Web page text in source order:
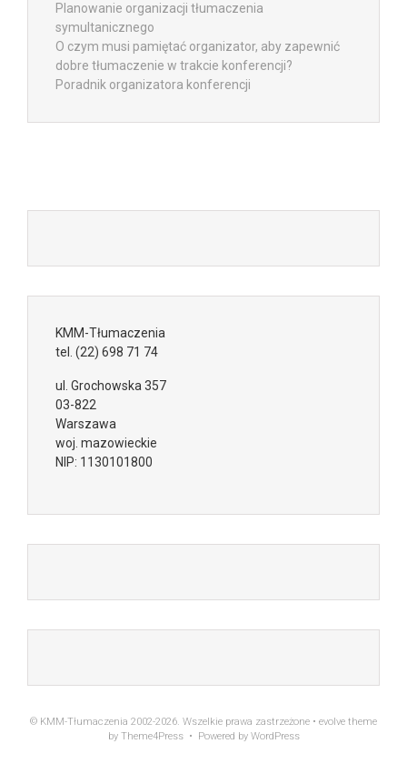
Planowanie organizacji tłumaczenia
symultanicznego
O czym musi pamiętać organizator, aby zapewnić
dobre tłumaczenie w trakcie konferencji?
Poradnik organizatora konferencji
KMM-Tłumaczenia
tel. (22) 698 71 74
ul. Grochowska 357
03-822
Warszawa
woj. mazowieckie
NIP: 1130101800
© KMM-Tłumaczenia 2002-2026. Wszelkie prawa zastrzeżone • evolve theme
by Theme4Press • Powered by WordPress